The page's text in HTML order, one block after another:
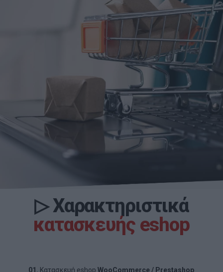
▷Χαρακτηριστικά
κατασκευής eshop
01. Κατασκευή eshop WooCommerce / Prestashop